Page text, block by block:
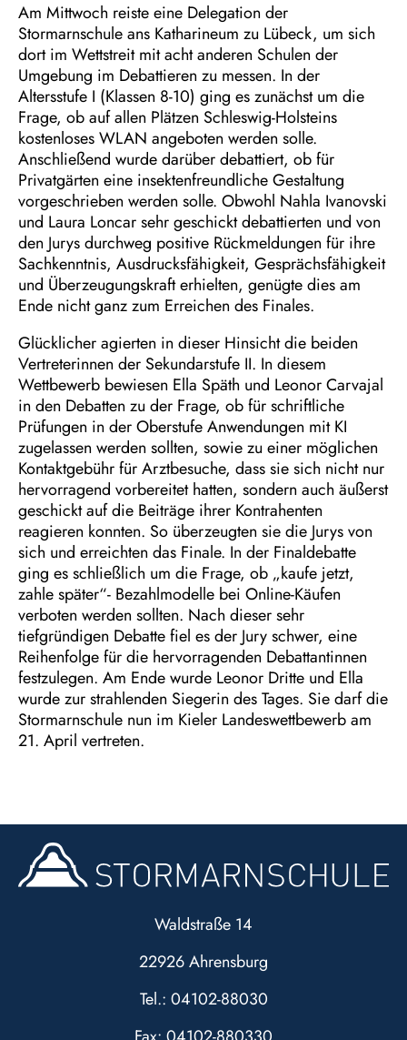
Am Mittwoch reiste eine Delegation der
Stormarnschule ans Katharineum zu Lübeck, um sich
dort im Wettstreit mit acht anderen Schulen der
Umgebung im Debattieren zu messen. In der
Altersstufe I (Klassen 8-10) ging es zunächst um die
Frage, ob auf allen Plätzen Schleswig-Holsteins
kostenloses WLAN angeboten werden solle.
Anschließend wurde darüber debattiert, ob für
Privatgärten eine insektenfreundliche Gestaltung
vorgeschrieben werden solle. Obwohl Nahla Ivanovski
und Laura Loncar sehr geschickt debattierten und von
den Jurys durchweg positive Rückmeldungen für ihre
Sachkenntnis, Ausdrucksfähigkeit, Gesprächsfähigkeit
und Überzeugungskraft erhielten, genügte dies am
Ende nicht ganz zum Erreichen des Finales.
Glücklicher agierten in dieser Hinsicht die beiden
Vertreterinnen der Sekundarstufe II. In diesem
Wettbewerb bewiesen Ella Späth und Leonor Carvajal
in den Debatten zu der Frage, ob für schriftliche
Prüfungen in der Oberstufe Anwendungen mit KI
zugelassen werden sollten, sowie zu einer möglichen
Kontaktgebühr für Arztbesuche, dass sie sich nicht nur
hervorragend vorbereitet hatten, sondern auch äußerst
geschickt auf die Beiträge ihrer Kontrahenten
reagieren konnten. So überzeugten sie die Jurys von
sich und erreichten das Finale. In der Finaldebatte
ging es schließlich um die Frage, ob „kaufe jetzt,
zahle später“- Bezahlmodelle bei Online-Käufen
verboten werden sollten. Nach dieser sehr
tiefgründigen Debatte fiel es der Jury schwer, eine
Reihenfolge für die hervorragenden Debattantinnen
festzulegen. Am Ende wurde Leonor Dritte und Ella
wurde zur strahlenden Siegerin des Tages. Sie darf die
Stormarnschule nun im Kieler Landeswettbewerb am
21. April vertreten.
Waldstraße 14
22926 Ahrensburg
Tel.: 04102-88030